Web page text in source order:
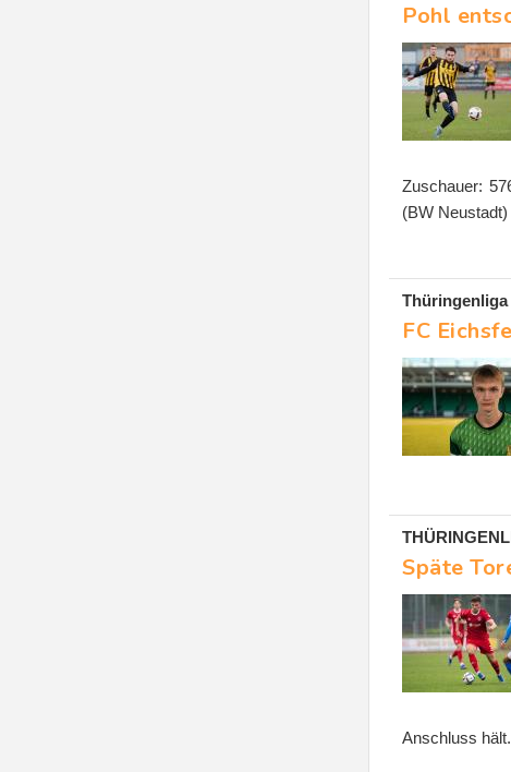
Pohl
Zuschauer:
(BW Neustadt)
Thüringenliga
FC
Späte
Anschluss hält.